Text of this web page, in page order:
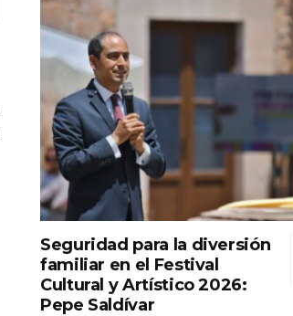
Seguridad para la diversión
familiar en el Festival
Cultural y Artístico 2026:
Pepe Saldívar